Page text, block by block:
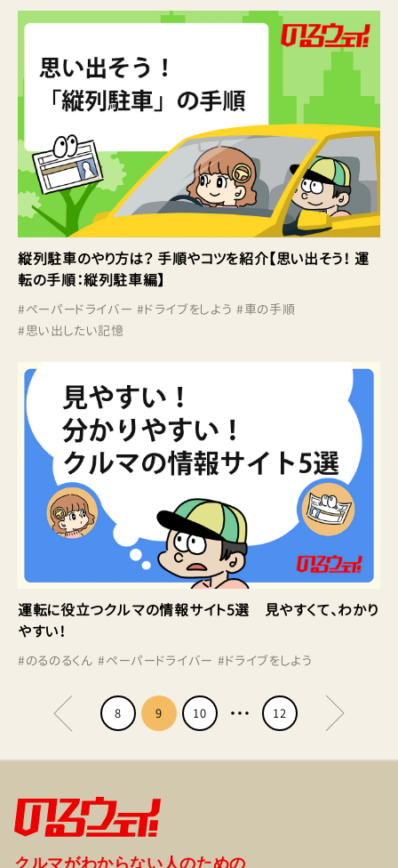
縦列駐車のやり方は？ 手順やコツを紹介【思い出そう！ 運
転の手順：縦列駐車編】
#ペーパードライバー #ドライブをしよう #車の手順
#思い出したい記憶
運転に役立つクルマの情報サイト5選 見やすくて、わかり
やすい！
#のるのるくん #ペーパードライバー #ドライブをしよう
8 9 10 12
クルマがわからない人のための